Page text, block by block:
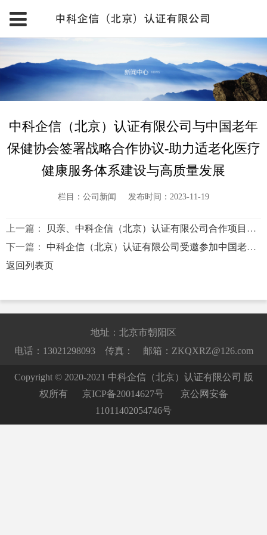
中科企信（北京）认证有限公司与中国老年
保健协会签署战略合作协议-助力适老化医疗
健康服务体系建设与高质量发展
栏目：公司新闻 发布时间：2023-11-19
上一篇：
贝亲、中科企信（北京）认证有限公司合作项目启动会 暨贝亲医护级母婴护理项目认证立项研讨会顺利召开
下一篇： 中科企信（北京）认证有限公司受邀参加中国老年保健协会与医学微视“适老化健康科普内容服务及高质量健康科普人才培养”战略合作项目签约仪式
返回列表页
地址：北京市朝阳区
电话：13021298093 传真： 邮箱：ZKQXRZ@126.com
Copyright © 2020-2021 中科企信（北京）认证有限公司 版
权所有 京ICP备20014627号
京公网安备
11011402054746号